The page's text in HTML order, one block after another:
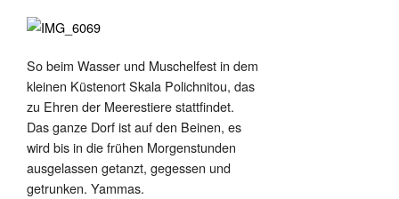
So beim Wasser und Muschelfest in dem
kleinen Küstenort Skala Polichnitou, das
zu Ehren der Meerestiere stattfindet.
Das ganze Dorf ist auf den Beinen, es
wird bis in die frühen Morgenstunden
ausgelassen getanzt, gegessen und
getrunken. Yammas.